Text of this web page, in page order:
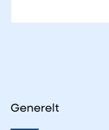
Generelt